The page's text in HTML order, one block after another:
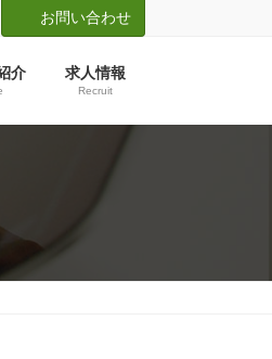
お問い合わせ
介 求人情報
Recruit